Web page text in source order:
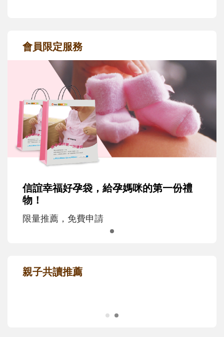
會員限定服務
信誼幸福好孕袋，給孕媽咪的第一份禮
物！
限量推薦，免費申請
親子共讀推薦